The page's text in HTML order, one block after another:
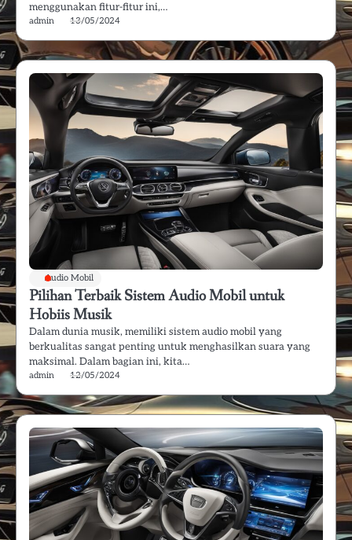
menggunakan fitur-fitur ini,…
admin 13/05/2024
Audio Mobil
Pilihan Terbaik Sistem Audio Mobil untuk
Hobiis Musik
Dalam dunia musik, memiliki sistem audio mobil yang
berkualitas sangat penting untuk menghasilkan suara yang
maksimal. Dalam bagian ini, kita…
admin 12/05/2024